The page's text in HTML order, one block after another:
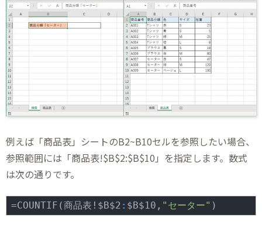
例えば「商品表」シートのB2~B10セルを参照したい場合、
参照範囲には「商品表!$B$2:$B$10」を指定します。数式
は次の通りです。
=COUNTIF(商品表!$B$2 : $B$10, "セーター" )